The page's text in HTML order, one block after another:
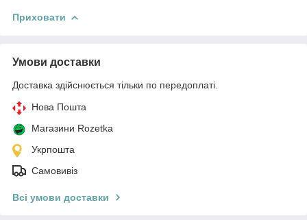
Приховати
Умови доставки
Доставка здійснюється тільки по передоплаті.
Нова Пошта
Магазини Rozetka
Укрпошта
Самовивіз
Всі умови доставки